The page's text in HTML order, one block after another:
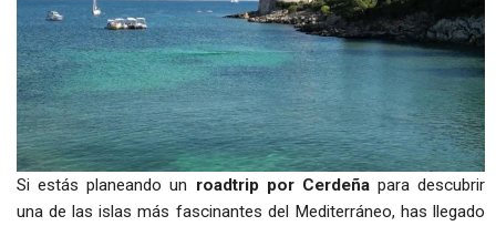
Si estás planeando un roadtrip por Cerdeñapara descubrir
una de las islas más fascinantes del Mediterráneo, has llegado